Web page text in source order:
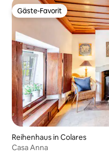
Gäste-Favorit
Gäste-Favorit
Reihenhaus in Colares
Casa Anna